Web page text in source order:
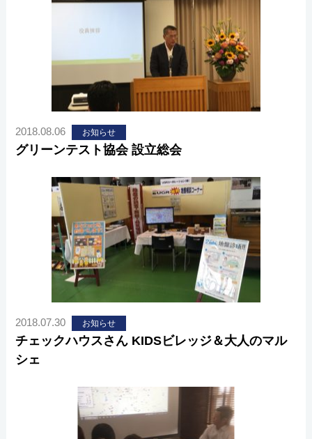
2018.08.06 お知らせ
グリーンテスト協会 設立総会
2018.07.30 お知らせ
チェックハウスさん KIDSビレッジ＆大人のマル
シェ